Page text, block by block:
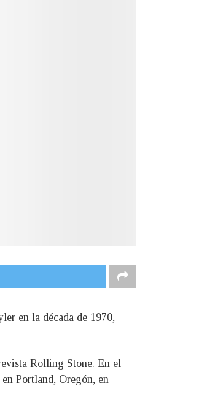
en la década de 1970,
Rolling Stone. En el
Portland, Oregón, en